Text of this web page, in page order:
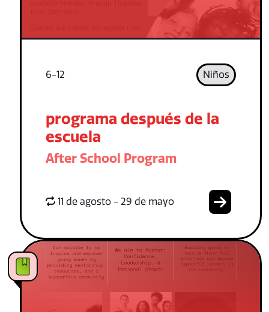
6-12 Niños
programa después de la
escuela
After School Program
11 de agosto - 29 de mayo